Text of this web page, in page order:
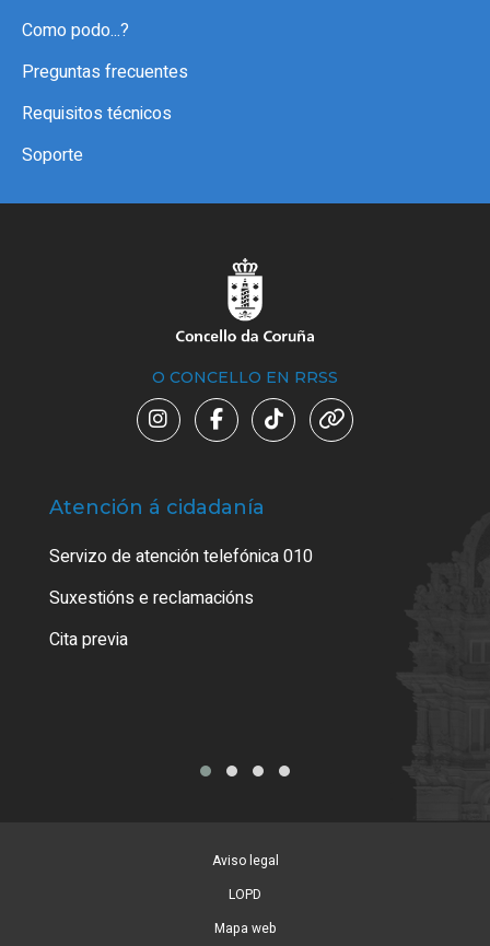
Como podo...?
Preguntas frecuentes
Requisitos técnicos
Soporte
O CONCELLO EN RRSS
Atención á cidadanía
Servizo de atención telefónica 010
Suxestións e reclamacións
Cita previa
Aviso legal
LOPD
Mapa web